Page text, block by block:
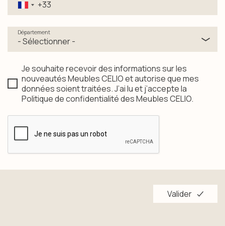
Département
Email magasin
Je souhaite recevoir des informations sur les
nouveautés Meubles CELIO et autorise que mes
données soient traitées. J’ai lu et j’accepte la
Politique de confidentialité des Meubles CELIO.
Valider